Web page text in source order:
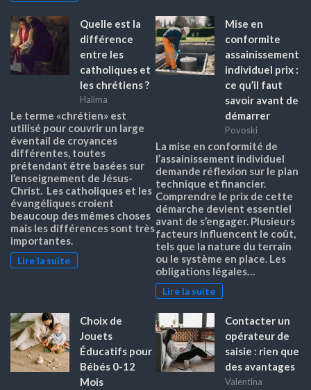
Quelle est la
différence
entre les
catholiques et
les chrétiens ?
Halima
Le terme «chrétien» est
utilisé pour couvrir un large
éventail de croyances
différentes, toutes
prétendant être basées sur
l’enseignement de Jésus-
Christ. Les catholiques et les
évangéliques croient
beaucoup des mêmes choses
mais les différences sont très
importantes.
Lire la suite
Mise en
conformite
assainissement
individuel prix :
ce qu’il faut
savoir avant de
démarrer
Povoski
La mise en conformité de
l’assainissement individuel
demande réflexion sur le plan
technique et financier.
Comprendre le prix de cette
démarche devient essentiel
avant de s’engager. Plusieurs
facteurs influencent le coût,
tels que la nature du terrain
ou le système en place. Les
obligations légales…
Lire la suite
Choix de
Jouets
Éducatifs pour
Bébés 0-12
Mois
Contacter un
opérateur de
saisie : rien que
des avantages
Valentina